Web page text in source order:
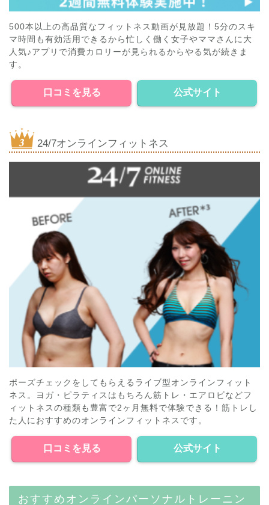
500本以上の高品質なフィットネス動画が見放題！5分のスキ
マ時間も有効活用できるから忙しく働く女子やママさんに大
人気♪アプリで消費カロリーが見られるからやる気が続きま
す。
口コミを見る 公式サイト
24/7オンラインフィットネス
ポーズチェックをしてもらえるライブ型オンラインフィット
ネス。ヨガ・ピラティスはもちろん筋トレ・エアロビなどフ
ィットネスの種類も豊富で2ヶ月無料で体験できる！筋トレし
た人におすすめのオンラインフィットネスです。
口コミを見る 公式サイト
おすすめオンラインパーソナルトレーニン